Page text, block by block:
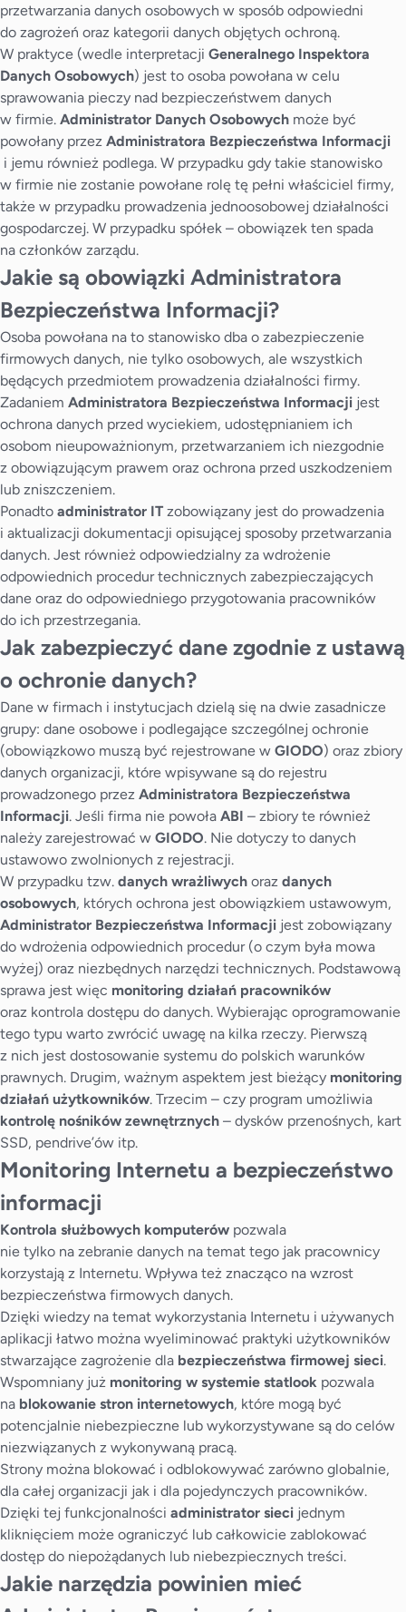
przetwarzania danych osobowych w sposób odpowiedni
do zagrożeń oraz kategorii danych objętych ochroną.
W praktyce (wedle interpretacji Generalnego Inspektora
Danych Osobowych) jest to osoba powołana w celu
sprawowania pieczy nad bezpieczeństwem danych
w firmie. Administrator Danych Osobowych może być
powołany przez Administratora Bezpieczeństwa Informacji
i jemu również podlega. W przypadku gdy takie stanowisko
w firmie nie zostanie powołane rolę tę pełni właściciel firmy,
także w przypadku prowadzenia jednoosobowej działalności
gospodarczej. W przypadku spółek – obowiązek ten spada
na członków zarządu.
Jakie są obowiązki Administratora
Bezpieczeństwa Informacji?
Osoba powołana na to stanowisko dba o zabezpieczenie
firmowych danych, nie tylko osobowych, ale wszystkich
będących przedmiotem prowadzenia działalności firmy.
Zadaniem Administratora Bezpieczeństwa Informacji jest
ochrona danych przed wyciekiem, udostępnianiem ich
osobom nieupoważnionym, przetwarzaniem ich niezgodnie
z obowiązującym prawem oraz ochrona przed uszkodzeniem
lub zniszczeniem.
Ponadto administrator IT zobowiązany jest do prowadzenia
i aktualizacji dokumentacji opisującej sposoby przetwarzania
danych. Jest również odpowiedzialny za wdrożenie
odpowiednich procedur technicznych zabezpieczających
dane oraz do odpowiedniego przygotowania pracowników
do ich przestrzegania.
Jak zabezpieczyć dane zgodnie z ustawą
o ochronie danych?
Dane w firmach i instytucjach dzielą się na dwie zasadnicze
grupy: dane osobowe i podlegające szczególnej ochronie
(obowiązkowo muszą być rejestrowane w GIODO) oraz zbiory
danych organizacji, które wpisywane są do rejestru
prowadzonego przez Administratora Bezpieczeństwa
Informacji. Jeśli firma nie powoła ABI – zbiory te również
należy zarejestrować w GIODO. Nie dotyczy to danych
ustawowo zwolnionych z rejestracji.
W przypadku tzw. danych wrażliwych oraz danych
osobowych, których ochrona jest obowiązkiem ustawowym,
Administrator Bezpieczeństwa Informacji jest zobowiązany
do wdrożenia odpowiednich procedur (o czym była mowa
wyżej) oraz niezbędnych narzędzi technicznych. Podstawową
sprawa jest więc monitoring działań pracowników
oraz kontrola dostępu do danych. Wybierając oprogramowanie
tego typu warto zwrócić uwagę na kilka rzeczy. Pierwszą
z nich jest dostosowanie systemu do polskich warunków
prawnych. Drugim, ważnym aspektem jest bieżący monitoring
działań użytkowników. Trzecim – czy program umożliwia
kontrolę nośników zewnętrznych – dysków przenośnych, kart
SSD, pendrive’ów itp.
Monitoring Internetu a bezpieczeństwo
informacji
Kontrola służbowych komputerów pozwala
nie tylko na zebranie danych na temat tego jak pracownicy
korzystają z Internetu. Wpływa też znacząco na wzrost
bezpieczeństwa firmowych danych.
Dzięki wiedzy na temat wykorzystania Internetu i używanych
aplikacji łatwo można wyeliminować praktyki użytkowników
stwarzające zagrożenie dla bezpieczeństwa firmowej sieci.
Wspomniany już monitoring w systemie statlook pozwala
na blokowanie stron internetowych, które mogą być
potencjalnie niebezpieczne lub wykorzystywane są do celów
niezwiązanych z wykonywaną pracą.
Strony można blokować i odblokowywać zarówno globalnie,
dla całej organizacji jak i dla pojedynczych pracowników.
Dzięki tej funkcjonalności administrator sieci jednym
kliknięciem może ograniczyć lub całkowicie zablokować
dostęp do niepożądanych lub niebezpiecznych treści.
Jakie narzędzia powinien mieć